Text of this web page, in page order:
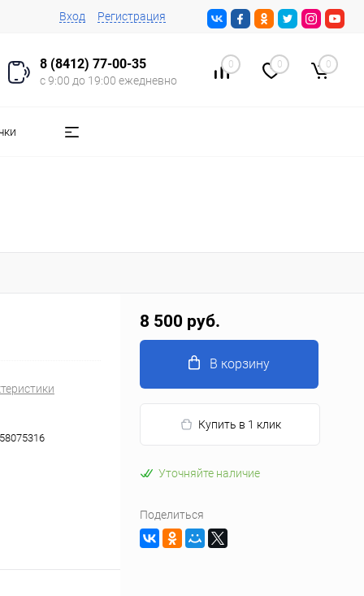
Вход Регистрация
8 (8412) 77-00-35
с 9:00 до 19:00 ежедневно
0 0 0
8 500 руб.
В корзину
Купить в 1 клик
Уточняйте наличие
Поделиться